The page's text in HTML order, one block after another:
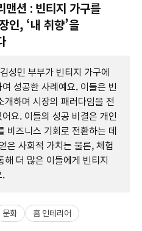
맨션 : 빈티지 가구를
인, ‘내 취향’을
성민 부부가 빈티지 가구에
성공한 사례예요. 이들은 빈
개하며 시장의 패러다임을 전
요. 이들의 성공 비결은 개인
비즈니스 기회로 전환하는 데
은 사회적 가치는 물론, 체험
더 많은 이들에게 빈티지
.
문화 홈 인테리어